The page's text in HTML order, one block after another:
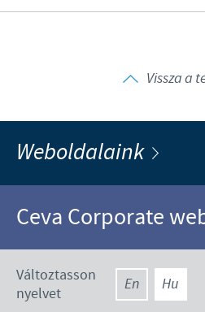
Vissza a
Weboldalaink
Ceva Corporate
Változtasson
nyelvet
En Hu